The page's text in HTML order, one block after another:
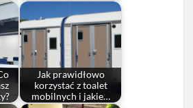
Jak prawidłowo
korzystać z toalet
mobilnych i jakie…